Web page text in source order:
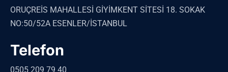
ORUÇREİS MAHALLESİ GİYİMKENT SİTESİ 18. SOKAK
NO:50/52A ESENLER/İSTANBUL
Telefon
0505 209 79 40